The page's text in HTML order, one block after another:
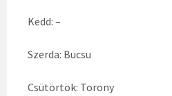
Kedd: –
Szerda: Bucsu
Csütörtök: Torony